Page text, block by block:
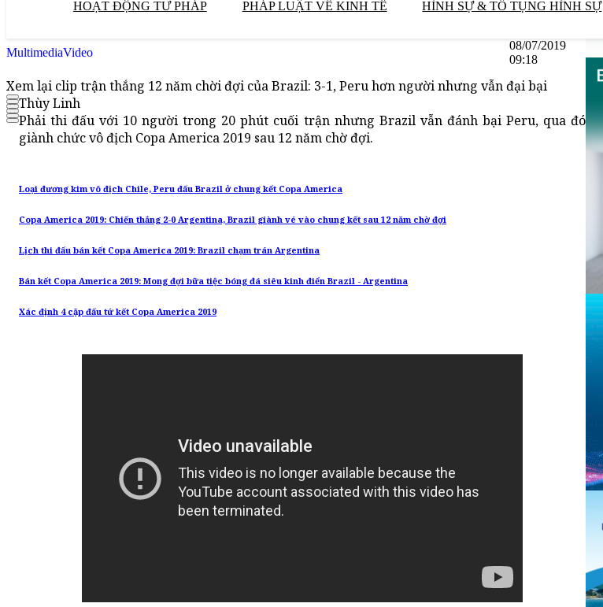
HOẠT ĐỘNG TƯ PHÁP PHÁP LUẬT VỀ KINH TẾ HÌNH SỰ & TỐ TỤNG HÌNH SỰ
MultimediaVideo
08/07/2019
09:18
Xem lại clip trận thắng 12 năm chời đợi của Brazil: 3-1, Peru hơn người nhưng vẫn đại bại
Thùy Linh
Phải thi đấu với 10 người trong 20 phút cuối trận nhưng Brazil vẫn đánh bại Peru, qua đó
giành chức vô địch Copa America 2019 sau 12 năm chờ đợi.
Loại đương kim vô địch Chile, Peru đấu Brazil ở chung kết Copa America
Copa America 2019: Chiến thắng 2-0 Argentina, Brazil giành vé vào chung kết sau 12 năm chờ đợi
Lịch thi đấu bán kết Copa America 2019: Brazil chạm trán Argentina
Bán kết Copa America 2019: Mong đợi bữa tiệc bóng đá siêu kinh điển Brazil - Argentina
Xác định 4 cặp đấu tứ kết Copa America 2019